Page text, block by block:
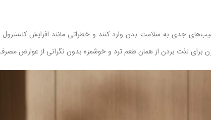
جدی به سلامت بدن وارد کنند و خطراتی مانند افزایش کلسترول
برای لذت بردن از همان طعم ترد و خوشمزه بدون نگرانی از عوارض